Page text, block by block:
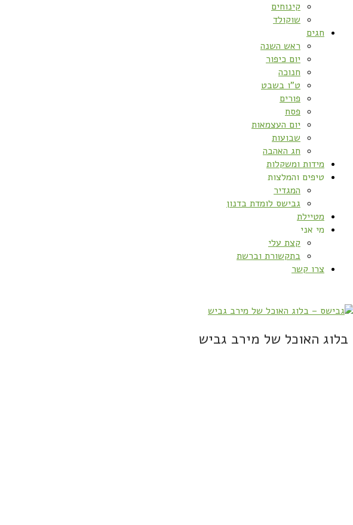
קינוחים
שוקולד
חגים
ראש השנה
יום כיפור
חנוכה
ט”ו בשבט
פורים
פסח
יום העצמאות
שבועות
חג האהבה
מידות ומשקלות
טיפים והמלצות
המגדיר
גבישס לומדת בדנון
מטיילת
מי אני
קצת עלי
בתקשורת וברשת
צרו קשר
בלוג האוכל של מירב גביש